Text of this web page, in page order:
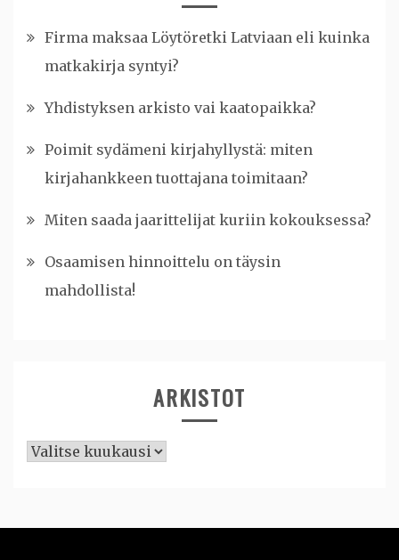
Firma maksaa Löytöretki Latviaan eli kuinka
matkakirja syntyi?
Yhdistyksen arkisto vai kaatopaikka?
Poimit sydämeni kirjahyllystä: miten
kirjahankkeen tuottajana toimitaan?
Miten saada jaarittelijat kuriin kokouksessa?
Osaamisen hinnoittelu on täysin
mahdollista!
ARKISTOT
Arkistot